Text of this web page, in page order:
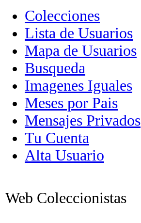
Colecciones
Lista de Usuarios
Mapa de Usuarios
Busqueda
Imagenes Iguales
Meses por Pais
Mensajes Privados
Tu Cuenta
Alta Usuario
Web Coleccionistas